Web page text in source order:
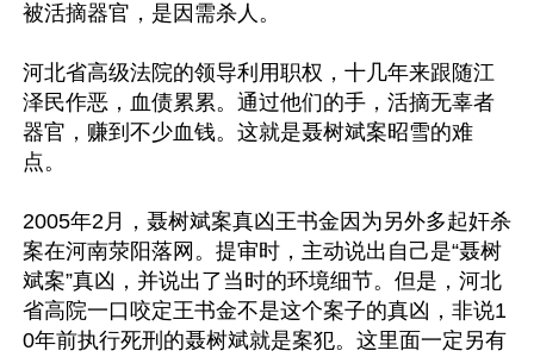
被活摘器官，是因需杀人。
河北省高级法院的领导利用职权，十几年来跟随江
泽民作恶，血债累累。通过他们的手，活摘无辜者
器官，赚到不少血钱。这就是聂树斌案昭雪的难
点。
2005年2月，聂树斌案真凶王书金因为另外多起奸杀
案在河南荥阳落网。提审时，主动说出自己是“聂树
斌案”真凶，并说出了当时的环境细节。但是，河北
省高院一口咬定王书金不是这个案子的真凶，非说1
0年前执行死刑的聂树斌就是案犯。这里面一定另有